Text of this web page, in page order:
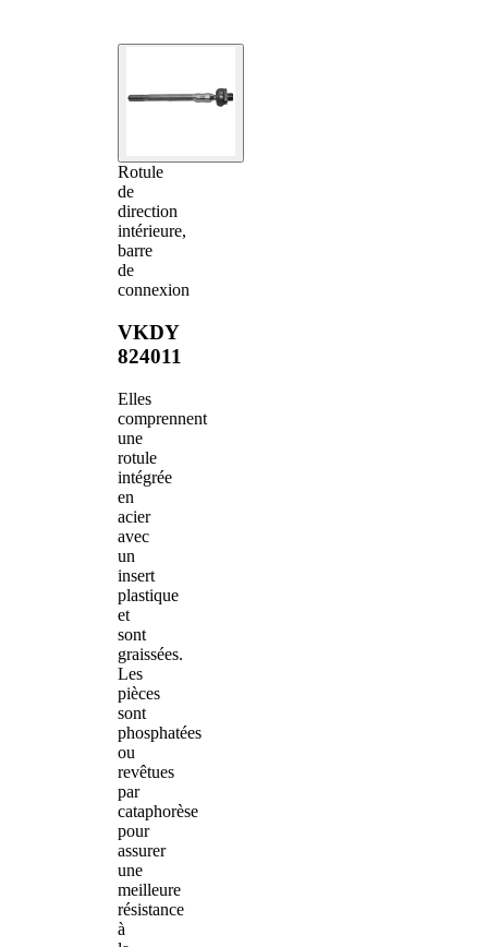
Rotule
de
direction
intérieure,
barre
de
connexion
VKDY
824011
Elles
comprennent
une
rotule
intégrée
en
acier
avec
un
insert
plastique
et
sont
graissées.
Les
pièces
sont
phosphatées
ou
revêtues
par
cataphorèse
pour
assurer
une
meilleure
résistance
à